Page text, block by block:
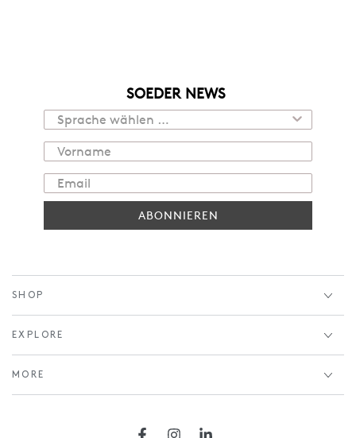
SOEDER NEWS
ABONNIEREN
SHOP
EXPLORE
MORE